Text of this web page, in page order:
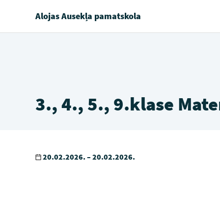
Alojas Ausekļa pamatskola
3., 4., 5., 9.klase
20.02.2026. – 20.02.2026.